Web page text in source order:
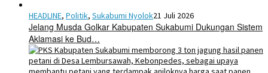
HEADLINE, Politik, Sukabumi Nyolok21 Juli 2026
Jelang Musda Golkar Kabupaten Sukabumi Dukungan Sistem
Aklamasi ke Bud…